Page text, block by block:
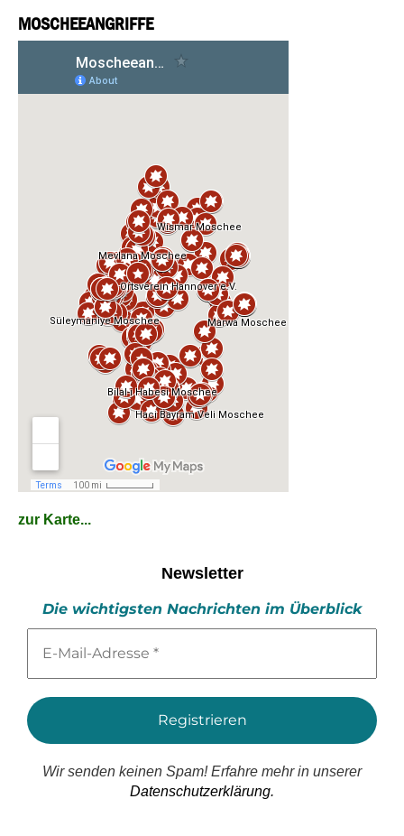
MOSCHEEANGRIFFE
zur Karte...
Newsletter
Die wichtigsten Nachrichten im Überblick
Mail-
*
Wir senden keinen Spam! Erfahre mehr in unserer
Datenschutzerklärung.